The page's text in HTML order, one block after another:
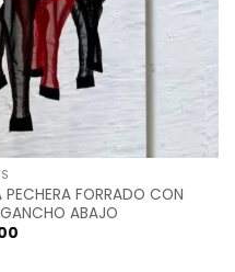
FORRADO CON
ABAJO